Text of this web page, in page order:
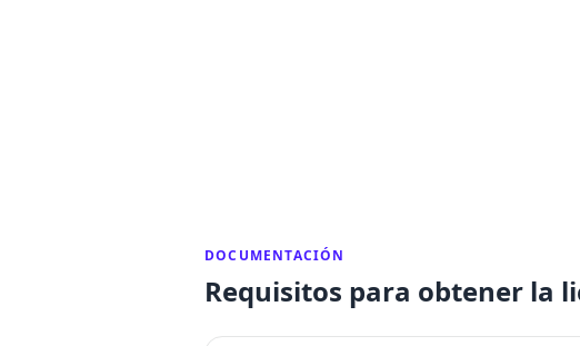
DOCUMENTACIÓN
Requisitos para obtener la